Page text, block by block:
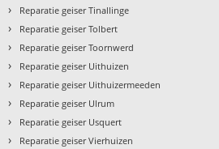
› Reparatie geiser Tinallinge
› Reparatie geiser Tolbert
› Reparatie geiser Toornwerd
› Reparatie geiser Uithuizen
› Reparatie geiser Uithuizermeeden
› Reparatie geiser Ulrum
› Reparatie geiser Usquert
› Reparatie geiser Vierhuizen